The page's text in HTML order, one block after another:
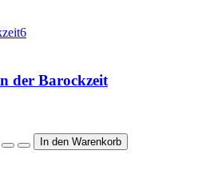
der Barockzeit